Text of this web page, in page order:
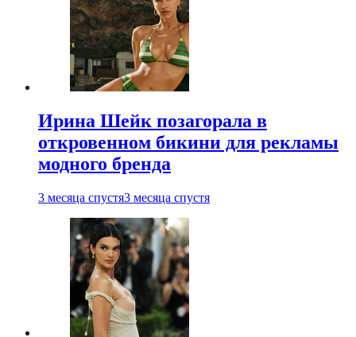
Ирина Шейк позагорала в
откровенном бикини для рекламы
модного бренда
3 месяца спустя3 месяца спустя